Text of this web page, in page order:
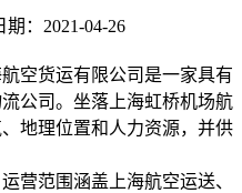
期：2021-04-26
空货运有限公司是一家具有
公司。坐落上海虹桥机场航
地理位置和人力资源，并供
营范围涵盖上海航空运送、